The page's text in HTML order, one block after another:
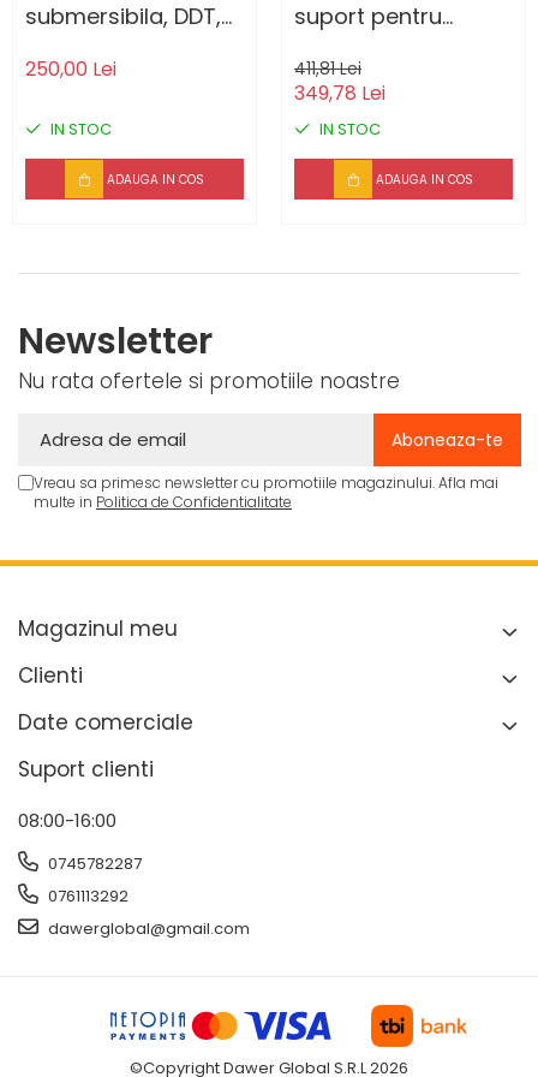
submersibila, DDT,
Inox+Fonta, 20 m
RESIGILATA
250,00 Lei
IN STOC
ADAUGA IN COS
suport pentru
3000 rpm, 200 kg/h
411,81 Lei
349,78 Lei
IN STOC
ADAUGA IN COS
Newsletter
Nu rata ofertele si promotiile noastre
Vreau sa primesc newsletter cu promotiile magazinului. Afla mai
multe in Politica de Confidentialitate
Magazinul meu
Clienti
Date comerciale
Suport clienti
08:00-16:00
0745782287
0761113292
dawerglobal@gmail.com
©Copyright Dawer Global S.R.L 2026